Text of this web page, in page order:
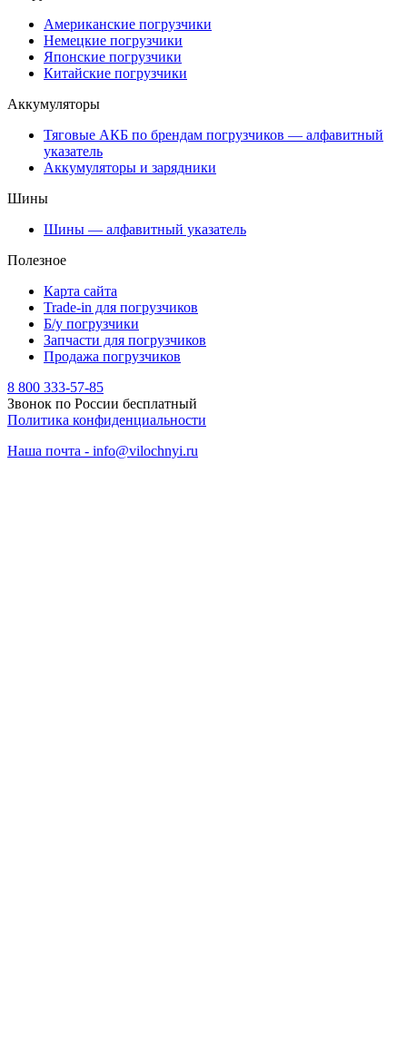
Американские погрузчики
Немецкие погрузчики
Японские погрузчики
Китайские погрузчики
Аккумуляторы
Тяговые АКБ по брендам погрузчиков — алфавитный
указатель
Аккумуляторы и зарядники
Шины
Шины — алфавитный указатель
Полезное
Карта сайта
Trade-in для погрузчиков
Б/у погрузчики
Запчасти для погрузчиков
Продажа погрузчиков
8 800 333-57-85
Звонок по России бесплатный
Политика конфиденциальности
Наша почта - info@vilochnyi.ru